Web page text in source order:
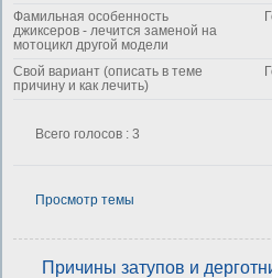
Фамильная особенность
джиксеров - лечится заменой на
мотоцикл другой модели
Свой вариант (описать в теме
причину и как лечить)
Всего голосов : 3
Просмотр темы
Причины затупов и